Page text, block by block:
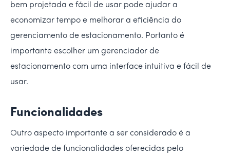
bem projetada e fácil de usar pode ajudar a
economizar tempo e melhorar a eficiência do
gerenciamento de estacionamento. Portanto é
importante escolher um gerenciador de
estacionamento com uma interface intuitiva e fácil de
usar.
Funcionalidades
Outro aspecto importante a ser considerado é a
variedade de funcionalidades oferecidas pelo